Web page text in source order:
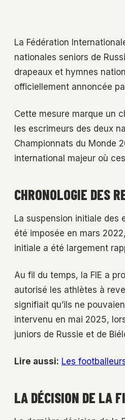
La Fédération
nationales seniors de
drapeaux et hymnes
officiellement annoncée
Cette mesure marque un
les escrimeurs des deux
Championnats du Monde
international majeur où
CHRONOLOGIE DES
La suspension initiale des
été imposée en mars
initiale a été largement
Au fil du temps, la FIE a
autorisé les athlètes à
signifiait qu’ils ne
intervenu en mai 2025,
juniors de Russie et de
Lire aussi: Les
LA DÉCISION DE LA